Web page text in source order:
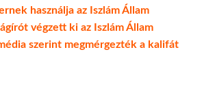
használja az Iszlám Állam
végzett ki az Iszlám Állam
szerint megmérgezték a kalifát